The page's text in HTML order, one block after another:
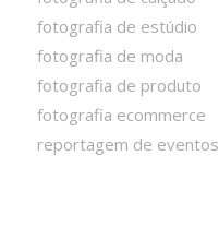
fotografia de estúdio
fotografia de moda
fotografia de produto
fotografia ecommerce
reportagem de eventos